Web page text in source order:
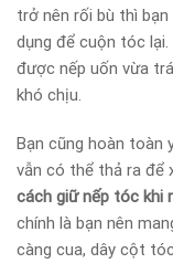
trở nên rối bù thì
dụng để cuộn tóc
được nếp uốn vừa
khó chịu.
Bạn cũng hoàn toàn
vẫn có thể thả ra để
cách giữ nếp tóc khi
chính là bạn nên
càng cua, dây cột